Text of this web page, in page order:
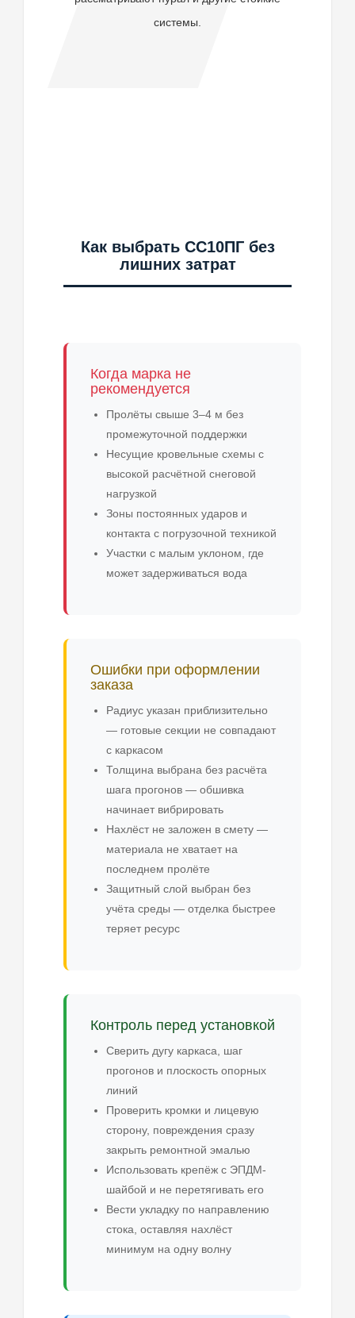
системы.
Как выбрать СС10ПГ без
лишних затрат
Когда марка не
рекомендуется
Пролёты свыше 3–4 м без
промежуточной поддержки
Несущие кровельные схемы с
высокой расчётной снеговой
нагрузкой
Зоны постоянных ударов и
контакта с погрузочной техникой
Участки с малым уклоном, где
может задерживаться вода
Ошибки при оформлении
заказа
Радиус указан приблизительно
— готовые секции не совпадают
с каркасом
Толщина выбрана без расчёта
шага прогонов — обшивка
начинает вибрировать
Нахлёст не заложен в смету —
материала не хватает на
последнем пролёте
Защитный слой выбран без
учёта среды — отделка быстрее
теряет ресурс
Контроль перед установкой
Сверить дугу каркаса, шаг
прогонов и плоскость опорных
линий
Проверить кромки и лицевую
сторону, повреждения сразу
закрыть ремонтной эмалью
Использовать крепёж с ЭПДМ-
шайбой и не перетягивать его
Вести укладку по направлению
стока, оставляя нахлёст
минимум на одну волну